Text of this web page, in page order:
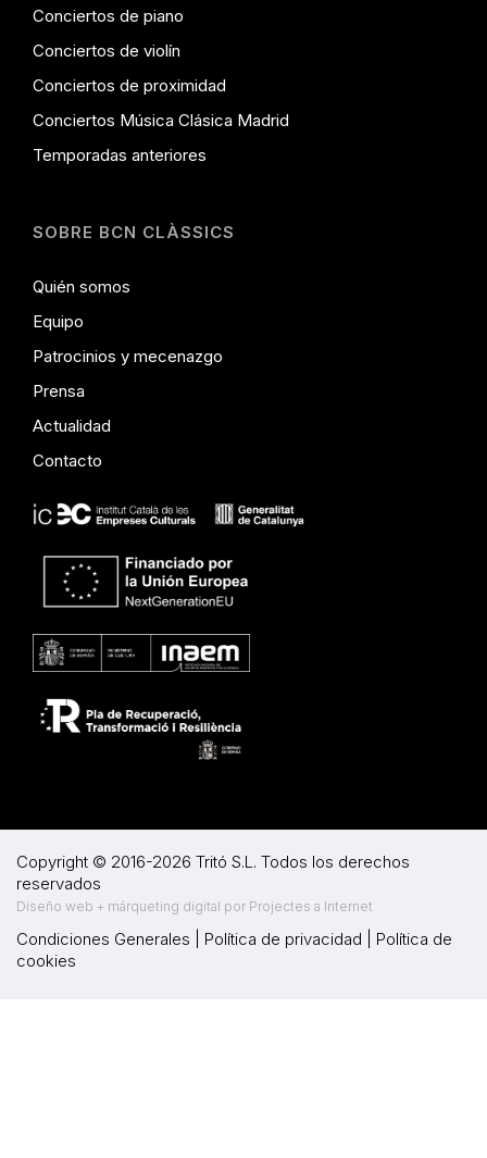
Conciertos de piano
Conciertos de violín
Conciertos de proximidad
Conciertos Música Clásica Madrid
Temporadas anteriores
SOBRE BCN CLÀSSICS
Quién somos
Equipo
Patrocinios y mecenazgo
Prensa
Actualidad
Contacto
Copyright © 2016-2026 Tritó S.L. Todos los derechos
reservados
Diseño web + márqueting digital por Projectes a Internet
Condiciones Generales Política de privacidad
Política de
cookies